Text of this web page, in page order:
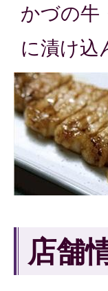
かづの牛
に漬け込
店舗